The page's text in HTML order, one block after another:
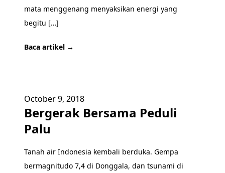
mata menggenang menyaksikan energi yang
begitu […]
Baca artikel →
October 9, 2018
Bergerak Bersama Peduli
Palu
Tanah air Indonesia kembali berduka. Gempa
bermagnitudo 7,4 di Donggala, dan tsunami di